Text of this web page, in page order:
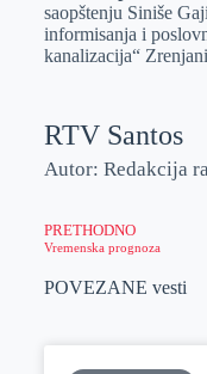
saopštenju Siniše
informisanja i
kanalizacija“
RTV Santos
Autor: Redakcija
PRETHODNO
Vremenska prognoza
POVEZANE vesti